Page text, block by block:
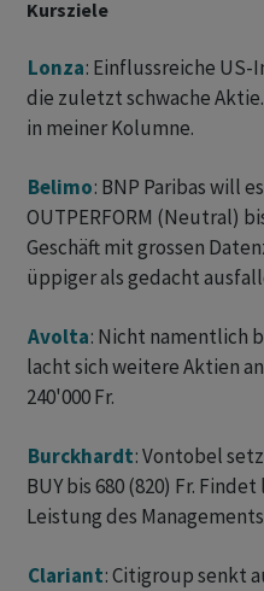
Kursziele
Lonza: Einflussreiche
die zuletzt schwache
in meiner Kolumne.
Belimo: BNP Paribas will
OUTPERFORM (Neutral)
Geschäft mit grossen
üppiger als gedacht
Avolta: Nicht namentlich
lacht sich weitere Aktien
240'000 Fr.
Burckhardt: Vontobel
BUY bis 680 (820) Fr.
Leistung des
Clariant: Citigroup senkt